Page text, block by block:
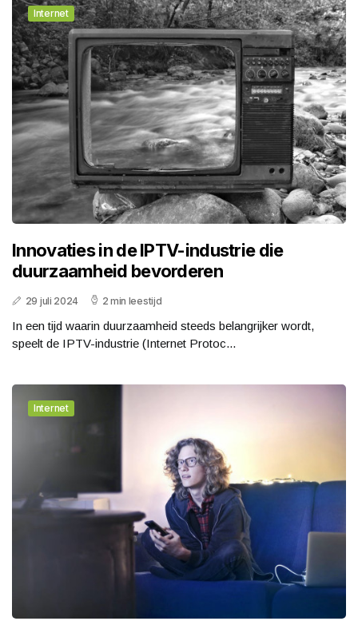
Internet
Innovaties in de IPTV-industrie die
duurzaamheid bevorderen
29 juli 2024 2 min leestijd
In een tijd waarin duurzaamheid steeds belangrijker wordt,
speelt de IPTV-industrie (Internet Protoc...
Internet